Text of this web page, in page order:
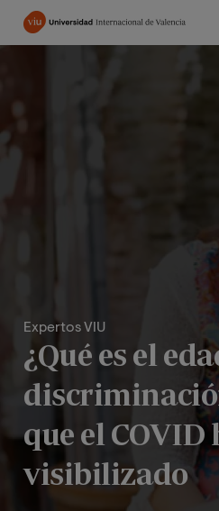
Pasar
Expertos VIU
¿Qué es el
que el COVID
visibilizado